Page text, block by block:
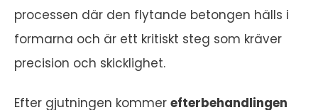
processen där den flytande betongen hälls i
formarna och är ett kritiskt steg som kräver
precision och skicklighet.
Efter gjutningen kommer efterbehandlingen